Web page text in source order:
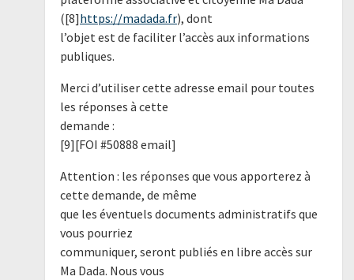
([8]https://madada.fr), dont
l’objet est de faciliter l’accès aux informations
publiques.
Merci d’utiliser cette adresse email pour toutes
les réponses à cette
demande :
[9][FOI #50888 email]
Attention : les réponses que vous apporterez à
cette demande, de même
que les éventuels documents administratifs que
vous pourriez
communiquer, seront publiés en libre accès sur
Ma Dada. Nous vous